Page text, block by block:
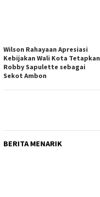
Wilson Rahayaan Apresiasi
Kebijakan Wali Kota Tetapkan
Robby Sapulette sebagai
Sekot Ambon
BERITA MENARIK